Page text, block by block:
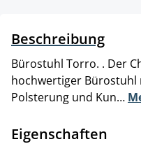
Beschreibung
Bürostuhl Torro. . Der
hochwertiger
Polsterung und Kun…
Eigenschaften